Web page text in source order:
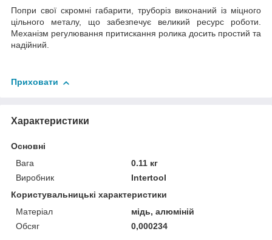
Попри свої скромні габарити, труборіз виконаний із міцного
цільного металу, що забезпечує великий ресурс роботи.
Механізм регулювання притискання ролика досить простий та
надійний.
Приховати
Характеристики
Основні
Вага
0.11 кг
Виробник
Intertool
Користувальницькі характеристики
Матеріал
мідь, алюміній
Обсяг
0,000234